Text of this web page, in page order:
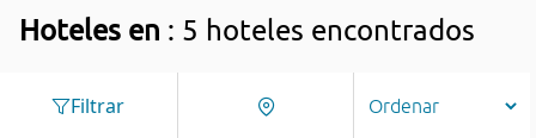
Hoteles en : 5 hoteles encontrados
Filtrar